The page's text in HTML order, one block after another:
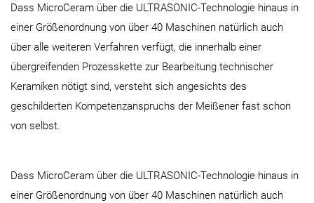
Dass MicroCeram über die ULTRASONIC-Technologie hinaus in
einer Größenordnung von über 40 Maschinen natürlich auch
über alle weiteren Verfahren verfügt, die innerhalb einer
übergreifenden Prozesskette zur Bearbeitung technischer
Keramiken nötigt sind, versteht sich angesichts des
geschilderten Kompetenzanspruchs der Meißener fast schon
von selbst.
Dass MicroCeram über die ULTRASONIC-Technologie hinaus in
einer Größenordnung von über 40 Maschinen natürlich auch